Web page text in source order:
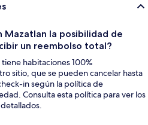
Mazatlan la posibilidad de
un reembolso total?
habitaciones 100%
sitio, que se pueden cancelar hasta
in según la política de
Consulta esta política para ver los